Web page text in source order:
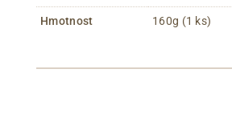
Hmotnost 160g (1 ks)